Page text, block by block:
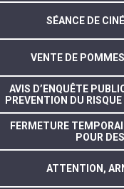
SÉANCE DE
VENTE DE
AVIS D’ENQUÊTE
PREVENTION DU
FERMETURE
POUR
ATTENTION,